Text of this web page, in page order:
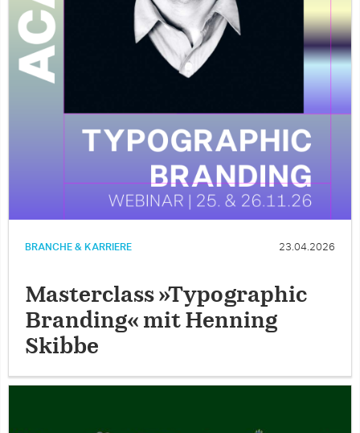
BRANCHE & KARRIERE 23.04.2026
Masterclass »Typographic
Branding« mit Henning
Skibbe